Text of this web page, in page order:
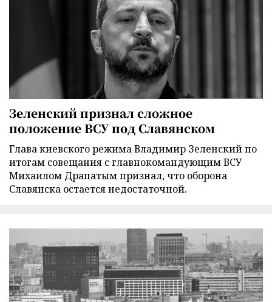
Зеленский признал сложное
положение ВСУ под Славянском
Глава киевского режима Владимир Зеленский по
итогам совещания с главнокомандующим ВСУ
Михаилом Драпатым признал, что оборона
Славянска остается недостаточной.